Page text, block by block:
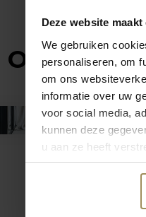
Deze website
We gebruiken
personaliseren, om
om ons
informatie over uw
voor social media,
kunnen deze
u aan ze heeft
van uw gebruik van
Op zoek